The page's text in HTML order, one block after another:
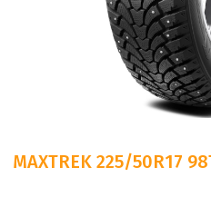
MAXTREK 225/50R17